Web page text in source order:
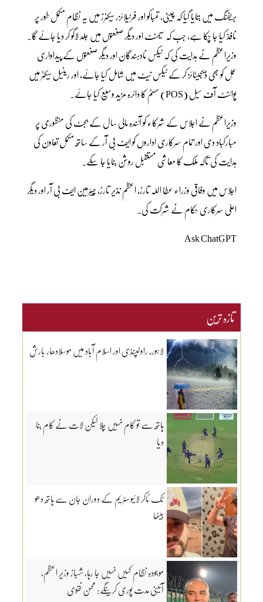
بریفنگ میں بتایا گیا کہ چینی، تمباکو اور فرٹیلائزر سیکٹرز میں یہ نظام مکمل طور پر
نافذ کیا جا چکا ہے، جب کہ سیمنٹ اور دیگر صنعتوں میں جلد لاگو کر دیا جائے گا۔
وزیراعظم نے ہدایت کی کہ ٹیکس نادہندگان اور دیگر صنعتوں کے پیداواری
عمل کو بھی ڈیجیٹائز کر کے ٹیکس نیٹ میں شامل کیا جائے، اور ریٹیل سیکٹر میں
پوائنٹ آف سیل (POS) سسٹم کا دائرہ مزید وسیع کیا جائے۔
وزیراعظم نے اجلاس کے شرکاء کو آئندہ مالی سال کے بجٹ کی منظوری پر
مبارکباد دی اور تمام سرکاری اداروں کو ایف بی آر کے ساتھ مکمل تعاون کی
ہدایت کی تاکہ ملک کا معاشی مستقبل روشن بنایا جا سکے۔
اجلاس میں وفاقی وزراء عطا اللہ تارڑ، اعظم نذیر تارڑ، چیئرمین ایف بی آر اور دیگر
اعلیٰ سرکاری حکام نے شرکت کی۔
Ask ChatGPT
تازہ ترین
لاہور، راولپنڈی اور اسلام آباد میں موسلادھار بارش
ہاتھ سے تو کام نہیں چلا لیکن لات نے کام بنا
دیا
ٹک ٹاکر لائیو سٹریم کے دوران جان سے ہاتھ دھو
بیٹھا
موجودہ نظام کہیں نہیں جا رہا، شہباز وزیر اعظم،
آئینی مدت پوری کرینگے: محسن نقوی